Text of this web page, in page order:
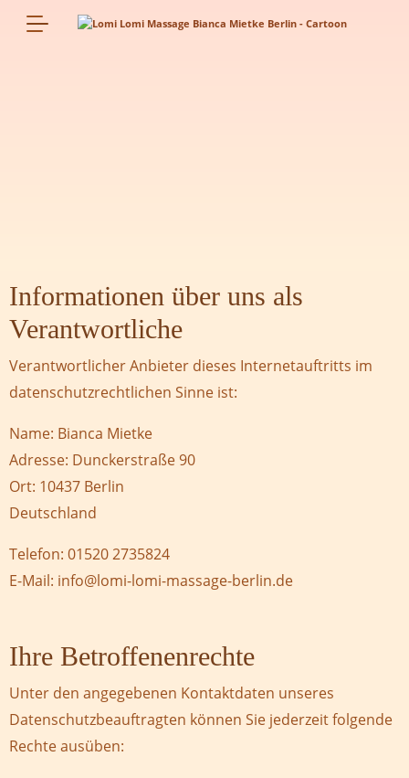
Informationen über uns als
Verantwortliche
Verantwortlicher Anbieter dieses Internetauftritts im
datenschutzrechtlichen Sinne ist:
Name: Bianca Mietke
Adresse: Dunckerstraße 90
Ort: 10437 Berlin
Deutschland
Telefon: 01520 2735824
E-Mail: info@lomi-lomi-massage-berlin.de
Ihre Betroffenenrechte
Unter den angegebenen Kontaktdaten unseres
Datenschutzbeauftragten können Sie jederzeit folgende
Rechte ausüben: